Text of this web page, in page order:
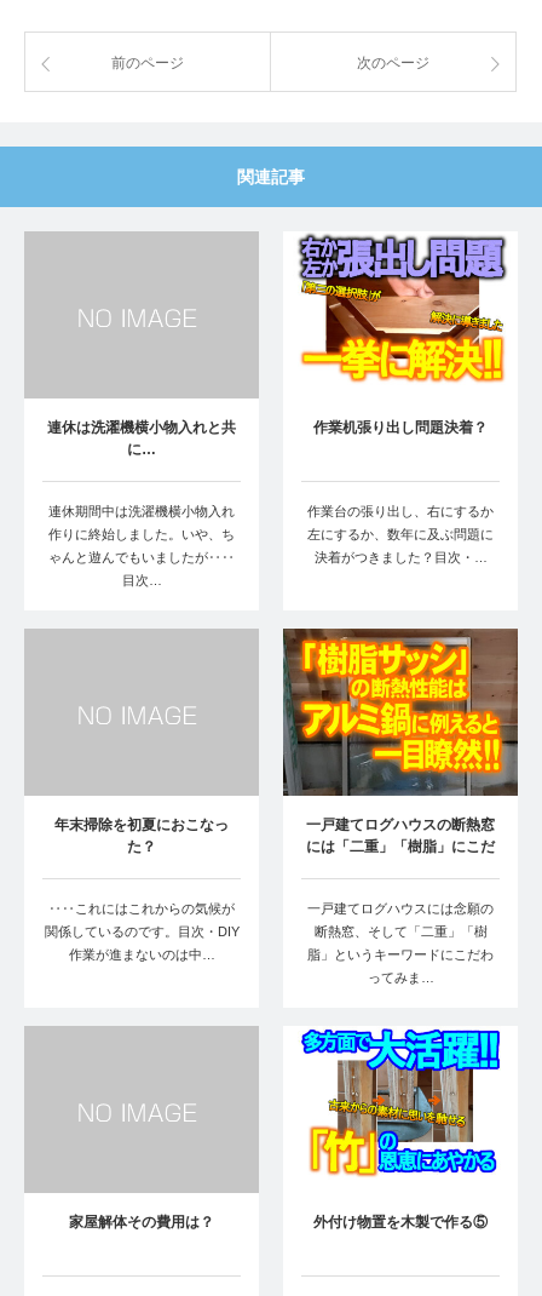
前のページ 次のページ
関連記事
連休は洗濯機横小物入れと共
に…
連休期間中は洗濯機横小物入れ
作りに終始しました。いや、ち
ゃんと遊んでもいましたが‥‥
目次…
作業机張り出し問題決着？
作業台の張り出し、右にするか
左にするか、数年に及ぶ問題に
決着がつきました？目次・…
年末掃除を初夏におこなっ
た？
‥‥これにはこれからの気候が
関係しているのです。目次・DIY
作業が進まないのは中…
一戸建てログハウスの断熱窓
には「二重」「樹脂」にこだ
一戸建てログハウスには念願の
断熱窓、そして「二重」「樹
脂」というキーワードにこだわ
ってみま…
家屋解体その費用は？ 外付け物置を木製で作る⑤